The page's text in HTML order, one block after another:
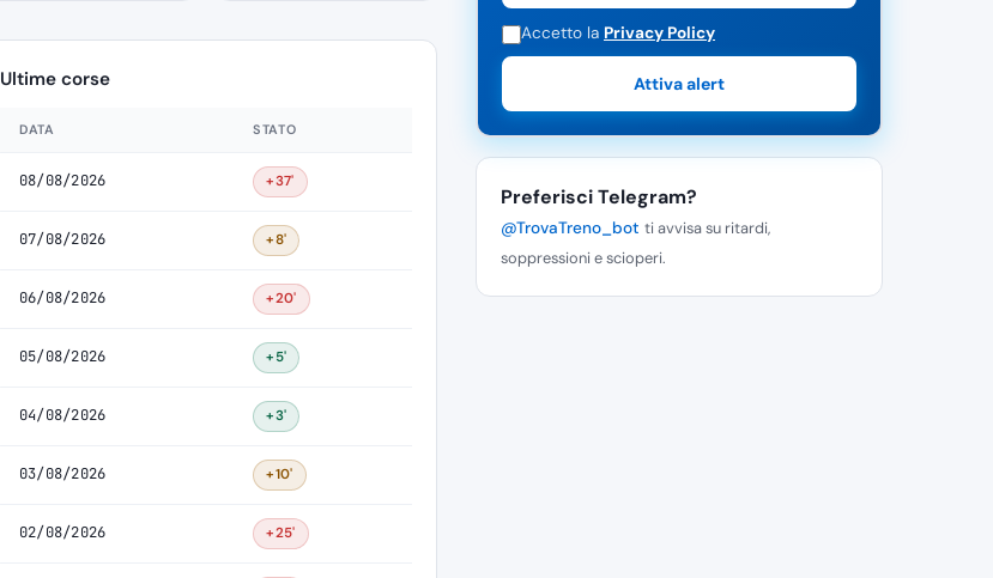
Ultime corse
DATA STATO
08/08/2026 +37'
07/08/2026 +8'
06/08/2026 +20'
05/08/2026 +5'
04/08/2026 +3'
03/08/2026 +10'
02/08/2026 +25'
Accetto la Privacy Policy
Attiva alert
Preferisci Telegram?
@TrovaTreno_bot ti avvisa su ritardi,
soppressioni e scioperi.